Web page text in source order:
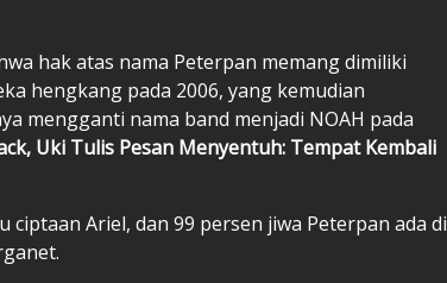
hak atas nama Peterpan memang dimiliki
hengkang pada 2006, yang kemudian
mengganti nama band menjadi NOAH pada
Uki Tulis Pesan Menyentuh: Tempat Kembali
Ariel, dan 99 persen jiwa Peterpan ada di